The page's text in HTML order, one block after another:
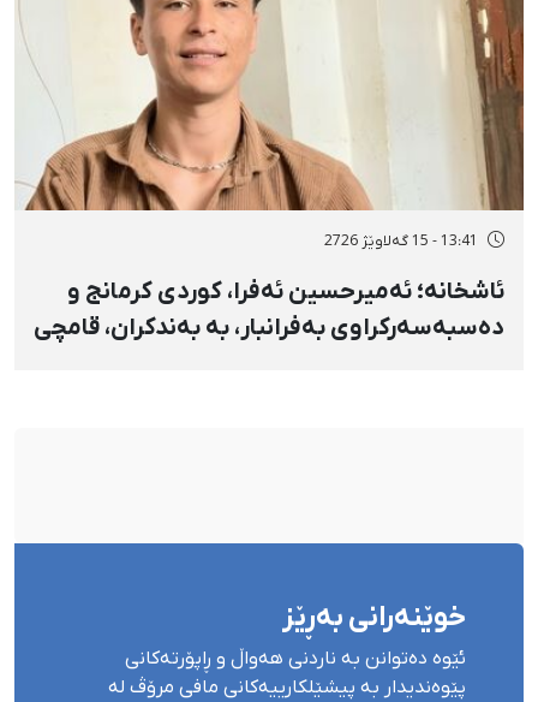
13:41 - 15 گەلاوێژ 2726
ئاشخانە؛ ئەمیرحسین ئەفرا، کوردی کرمانج و
دەسبەسەرکراوی بەفرانبار، بە بەندکران، قامچی
خوێنەرانی بەڕێز
ئێوە دەتوانن بە ناردنی هەواڵ و ڕاپۆرتەکانی
پێوەندیدار بە پیشێلکارییەکانی مافی مرۆڤ لە